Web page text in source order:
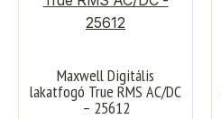
Maxwell Digitális
lakatfogó True RMS AC/DC
– 25612